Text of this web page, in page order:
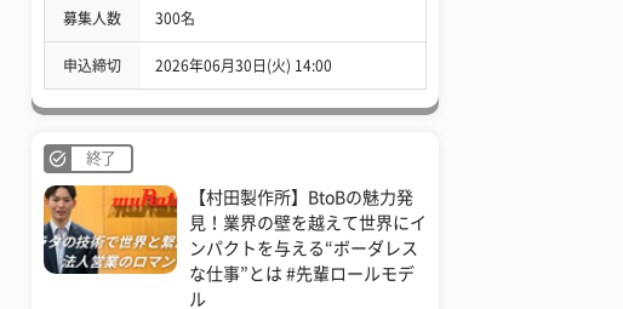
募集人数 300名
申込締切 2026年06月30日(火) 14:00
終了
【村田製作所】BtoBの魅力発
見！業界の壁を越えて世界にイ
ンパクトを与える“ボーダレス
な仕事”とは #先輩ロールモデ
ル